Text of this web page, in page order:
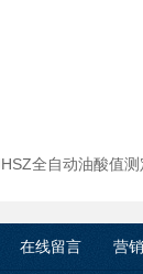
全自动油酸值
在线留言 营